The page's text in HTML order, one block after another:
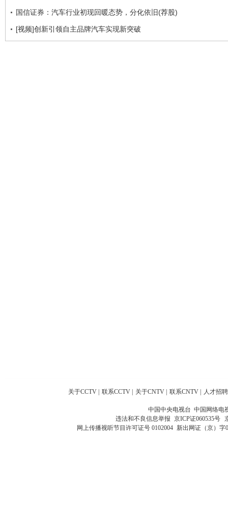
国信证券：汽车行业初现回暖态势，分化依旧(荐股)
[视频]创新引领自主品牌汽车实现新突破
关于CCTV 联系CCTV 关于CNTV 联系CNTV 人才招聘
中国中央电视台 中国网络电
违法和不良信息举报 京ICP证060535号
网上传播视听节目许可证号 0102004 新出网证（京）